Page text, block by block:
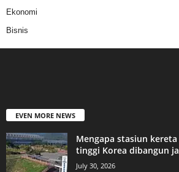
Ekonomi
Bisnis
EVEN MORE NEWS
Mengapa stasiun
tinggi Korea dibangun
July 30, 2026